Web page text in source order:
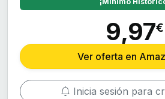
9,97€
Ver oferta en
Inicia sesión para